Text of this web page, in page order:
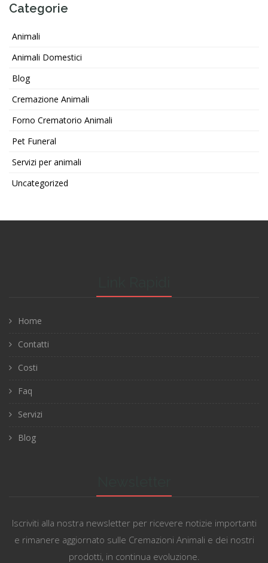
Categorie
Animali
Animali Domestici
Blog
Cremazione Animali
Forno Crematorio Animali
Pet Funeral
Servizi per animali
Uncategorized
Home
Contatti
Costi
Faq
Servizi
Blog
Iscriviti alla nostra newsletter per ricevere notizie importanti
e rimanere aggiornato sulle Cremazioni Animali e dei nostri
prodotti, in continua evoluzione.